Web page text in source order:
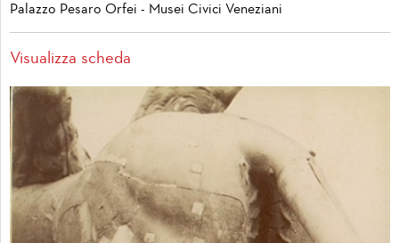
Palazzo Pesaro Orfei - Musei Civici Veneziani
Visualizza scheda